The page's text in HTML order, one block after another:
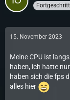
15. November 2023
Meine CPU ist
haben, ich hatte
haben sich die fps
alles hier